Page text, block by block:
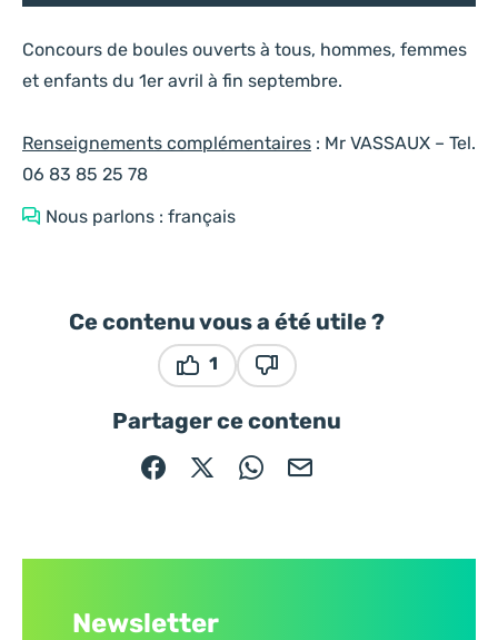
Concours de boules ouverts à tous, hommes, femmes
et enfants du 1er avril à fin septembre.
Renseignements complémentaires : Mr VASSAUX – Tel.
06 83 85 25 78
Nous parlons : français
Ce contenu vous a été utile ?
1
Partager ce contenu
Partager sur Facebook (nouvelle fenêtre)
Partager sur X / Twitter (nouvelle
Partager sur WhatsApp
Partager par mail
Newsletter